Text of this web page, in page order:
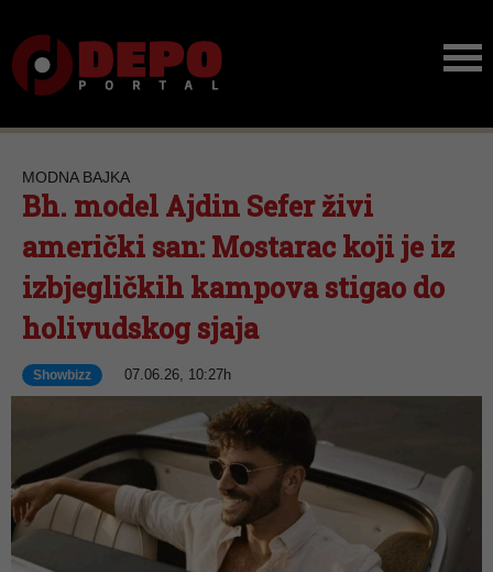
MODNA BAJKA
Bh. model Ajdin Sefer živi
američki san: Mostarac koji je iz
izbjegličkih kampova stigao do
holivudskog sjaja
Showbizz 07.06.26, 10:27h